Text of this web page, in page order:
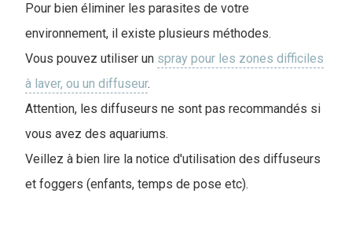
Pour bien éliminer les parasites de votre
environnement, il existe plusieurs méthodes.
Vous pouvez utiliser un spray pour les zones difficiles
à laver, ou un diffuseur.
Attention, les diffuseurs ne sont pas recommandés si
vous avez des aquariums.
Veillez à bien lire la notice d'utilisation des diffuseurs
et foggers (enfants, temps de pose etc).